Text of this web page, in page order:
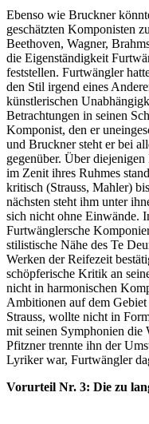
Ebenso wie Bruckner
geschätzten Komponisten
Beethoven, Wagner,
die Eigenständigkeit
feststellen. Furtwängler
den Stil irgend eines
künstlerischen
Betrachtungen in seinen
Komponist, den er
und Bruckner steht er bei
gegenüber. Über
im Zenit ihres Ruhmes
kritisch (Strauss, Mahler)
nächsten steht ihm unter
sich nicht ohne Einwände.
Furtwänglersche
stilistische Nähe des Te
Werken der Reifezeit
schöpferische Kritik an
nicht in harmonischen
Ambitionen auf dem
Strauss, wollte nicht in
mit seinen Symphonien die
Pfitzner trennte ihn der
Lyriker war, Furtwängler
Vorurteil Nr. 3: Die zu